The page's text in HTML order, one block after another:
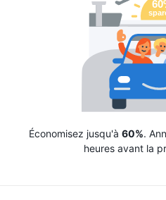
Économisez jusqu'à 60%.
heures avant la